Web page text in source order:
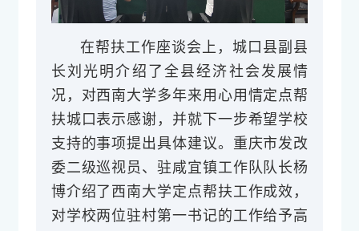
在帮扶工作座谈会上，城口县副县
长刘光明介绍了全县经济社会发展情
况，对西南大学多年来用心用情定点帮
扶城口表示感谢，并就下一步希望学校
支持的事项提出具体建议。重庆市发改
委二级巡视员、驻咸宜镇工作队队长杨
博介绍了西南大学定点帮扶工作成效，
对学校两位驻村第一书记的工作给予高